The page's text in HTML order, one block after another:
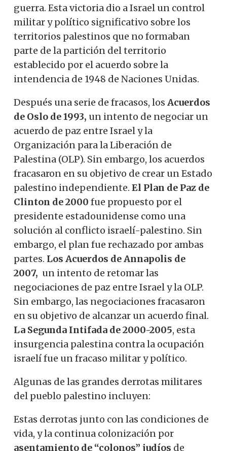
guerra. Esta victoria dio a Israel un control
militar y político significativo sobre los
territorios palestinos que no formaban
parte de la partición del territorio
establecido por el acuerdo sobre la
intendencia de 1948 de Naciones Unidas.
Después una serie de fracasos, los Acuerdos
de Oslo de 1993, un intento de negociar un
acuerdo de paz entre Israel y la
Organización para la Liberación de
Palestina (OLP). Sin embargo, los acuerdos
fracasaron en su objetivo de crear un Estado
palestino independiente. El Plan de Paz de
Clinton de 2000 fue propuesto por el
presidente estadounidense como una
solución al conflicto israelí-palestino. Sin
embargo, el plan fue rechazado por ambas
partes. Los Acuerdos de Annapolis de
2007, un intento de retomar las
negociaciones de paz entre Israel y la OLP.
Sin embargo, las negociaciones fracasaron
en su objetivo de alcanzar un acuerdo final.
La Segunda Intifada de 2000-2005, esta
insurgencia palestina contra la ocupación
israelí fue un fracaso militar y político.
Algunas de las grandes derrotas militares
del pueblo palestino incluyen:
Estas derrotas junto con las condiciones de
vida, y la continua colonización por
asentamiento de “colonos” judíos de